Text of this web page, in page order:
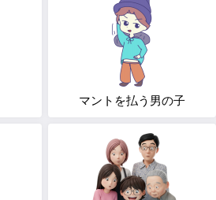
マントを払う男の子